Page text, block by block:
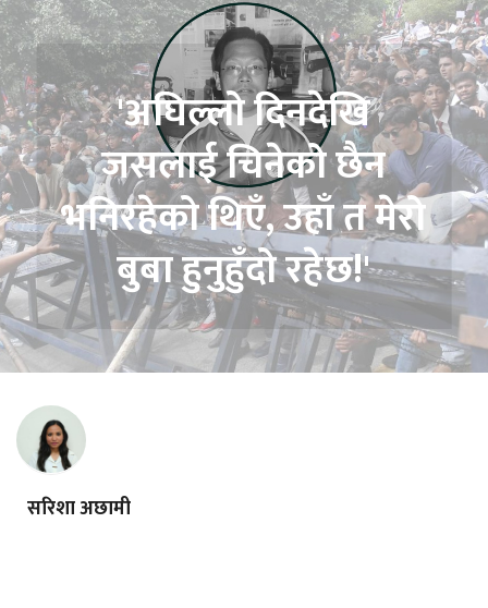
'अघिल्लो दिनदेखि
जसलाई चिनेको छैन
भनिरहेको थिएँ, उहाँ त मेरो
बुबा हुनुहुँदो रहेछ!'
सरिशा अछामी